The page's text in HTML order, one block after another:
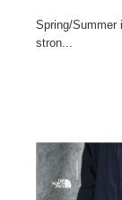
Spring/Summer
stron...